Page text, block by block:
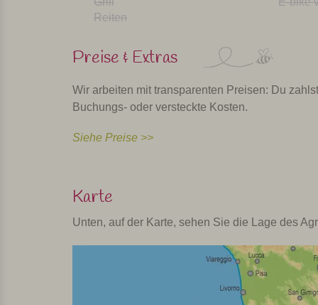
Reiten
Preise & Extras
Wir arbeiten mit transparenten Preisen: Du
Buchungs- oder versteckte Kosten.
Siehe Preise >>
Karte
Unten, auf der Karte, sehen Sie die Lage des